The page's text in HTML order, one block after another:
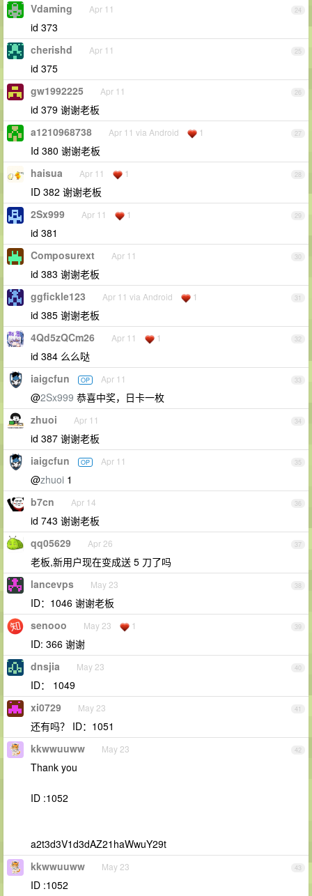
24
Vdaming Apr 11
id 373
25
cherishd Apr 11
id 375
26
gw1992225 Apr 11
id 379 谢谢老板
27
a1210968738 Apr 11 via Android 1
Id 380 谢谢老板
28
haisua Apr 11 1
ID 382 谢谢老板
29
2Sx999 Apr 11 1
id 381
30
Composurext Apr 11
id 383 谢谢老板
31
ggfickle123 Apr 11 via Android 1
id 385 谢谢老板
32
4Qd5zQCm26 Apr 11 1
id 384 么么哒
33
iaigcfun OP Apr 11
@2Sx999 恭喜中奖，日卡一枚
34
zhuoi Apr 11
id 387 谢谢老板
35
iaigcfun OP Apr 11
@zhuoi 1
36
b7cn Apr 14
id 743 谢谢老板
37
qq05629 Apr 26
老板,新用户现在变成送 5 刀了吗
38
lancevps May 23
ID：1046 谢谢老板
39
senooo May 23 1
ID: 366 谢谢
40
dnsjia May 23
ID： 1049
41
xi0729 May 23
还有吗？ ID：1051
42
kkwwuuww May 23
Thank you
ID :1052
a2t3d3V1d3dAZ21haWwuY29t
43
kkwwuuww May 23
ID :1052